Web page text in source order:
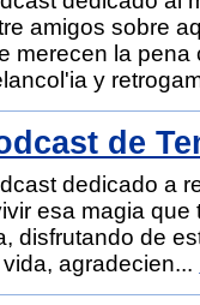
amigos sobre
merecen la pena
y
de
dedicado a
esa magia que
disfrutando de
agradecien...